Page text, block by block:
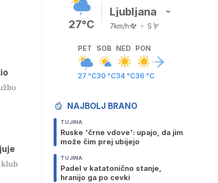
klub
27°C
Ljubljana
7km/h S
PET
27 °C
SOB
30 °C
NED
34 °C
PON
36 °C
NAJBOLJ BRANO
TUJINA
Ruske 'črne vdove': upajo, da jim
može čim prej ubijejo
TUJINA
Padel v katatonično stanje,
hranijo ga po cevki